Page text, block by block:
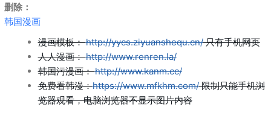
删除：
韩国漫画
漫画模板：http://yycs.ziyuanshequ.cn/只有手机网页
人人漫画：http://www.renren.la/
韩国污漫画：http://www.kanm.cc/
免费看韩漫：https://www.mfkhm.com/限制只能手机浏
览器观看，电脑浏览器不显示图片内容